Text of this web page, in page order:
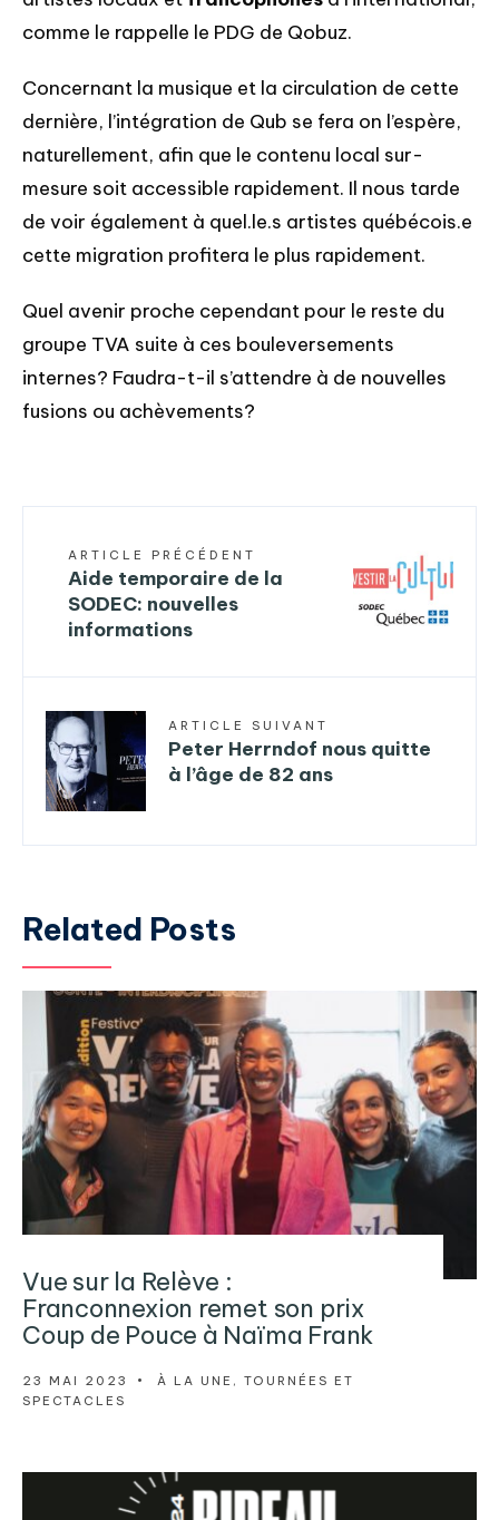
comme le rappelle le PDG de Qobuz.
Concernant la musique et la circulation de cette
dernière, l’intégration de Qub se fera on l’espère,
naturellement, afin que le contenu local sur-
mesure soit accessible rapidement. Il nous tarde
de voir également à quel.le.s artistes québécois.e
cette migration profitera le plus rapidement.
Quel avenir proche cependant pour le reste du
groupe TVA suite à ces bouleversements
internes? Faudra-t-il s’attendre à de nouvelles
fusions ou achèvements?
ARTICLE PRÉCÉDENT
Aide temporaire de la
SODEC: nouvelles
informations
ARTICLE SUIVANT
Peter Herrndof nous quitte
à l’âge de 82 ans
Related Posts
Vue sur la Relève :
Franconnexion remet son prix
Coup de Pouce à Naïma Frank
23 MAI 2023 • À LA UNE , TOURNÉES ET
SPECTACLES